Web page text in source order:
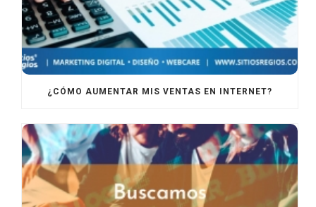
¿CÓMO AUMENTAR MIS VENTAS EN INTERNET?